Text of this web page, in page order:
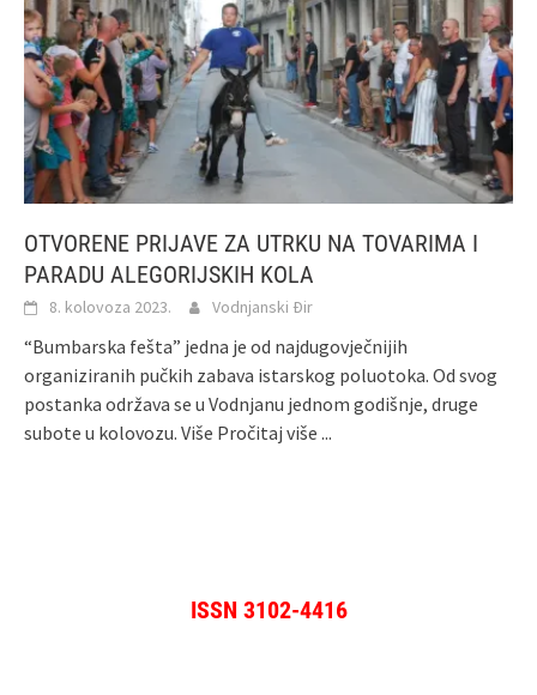
OTVORENE PRIJAVE ZA UTRKU NA TOVARIMA I
PARADU ALEGORIJSKIH KOLA
8. kolovoza 2023. Vodnjanski Đir
“Bumbarska fešta” jedna je od najdugovječnijih
organiziranih pučkih zabava istarskog poluotoka. Od svog
postanka održava se u Vodnjanu jednom godišnje, druge
subote u kolovozu. Više Pročitaj više ...
ISSN 3102-4416